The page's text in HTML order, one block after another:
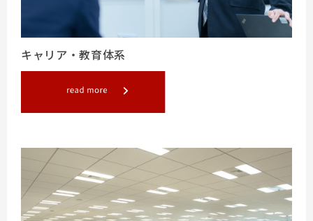
キャリア・教育体系